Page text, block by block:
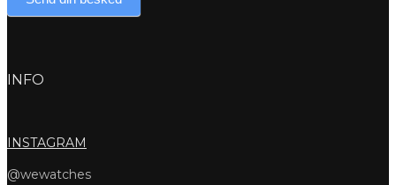
INFO
INSTAGRAM
@wewatches